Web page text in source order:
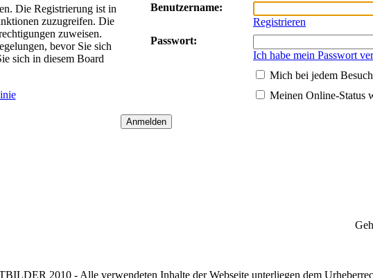
Die Registrierung ist in
zuzugreifen. Die
zuweisen.
bevor Sie sich
sich in diesem Board
Benutzername:
Registrieren
Passwort:
Ich habe mein Passwort
Mich bei jedem
Meinen Online-Status
2010 - Alle verwendeten Inhalte der Webseite unterliegen dem